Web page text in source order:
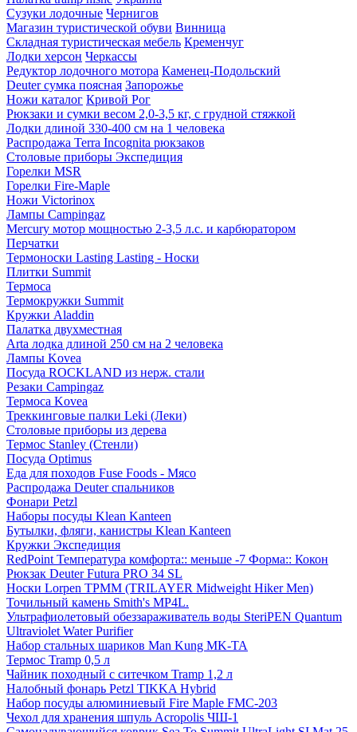
Сузуки лодочные Чернигов
Магазин туристической обуви Винница
Складная туристическая мебель Кременчуг
Лодки херсон Черкассы
Редуктор лодочного мотора Каменец-Подольский
Deuter сумка поясная Запорожье
Ножи каталог Кривой Рог
Рюкзаки и сумки весом 2,0-3,5 кг, с грудной стяжкой
Лодки длиной 330-400 см на 1 человека
Распродажа Terra Incognita рюкзаков
Столовые приборы Экспедиция
Горелки MSR
Горелки Fire-Maple
Ножи Victorinox
Лампы Campingaz
Mercury мотор мощностью 2-3,5 л.с. и карбюратором
Перчатки
Термоноски Lasting Lasting - Носки
Плитки Summit
Термоса
Термокружки Summit
Кружки Aladdin
Палатка двухместная
Arta лодка длиной 250 см на 2 человека
Лампы Kovea
Посуда ROCKLAND из нерж. стали
Резаки Campingaz
Термоса Kovea
Треккинговые палки Leki (Леки)
Столовые приборы из дерева
Термос Stanley (Стенли)
Посуда Optimus
Еда для походов Fuse Foods - Мясо
Распродажа Deuter спальников
Фонари Petzl
Наборы посуды Klean Kanteen
Бутылки, фляги, канистры Klean Kanteen
Кружки Экспедиция
RedPoint Температура комфорта:: меньше -7 Форма:: Кокон
Рюкзак Deuter Futura PRO 34 SL
Носки Lorpen TPMM (TRILAYER Midweight Hiker Men)
Точильный камень Smith's MP4L.
Ультрафиолетовый обеззараживатель воды SteriPEN Quantum
Ultraviolet Water Purifier
Набор стальных шариков Man Kung MK-TA
Термос Tramp 0,5 л
Чайник походный с ситечком Tramp 1,2 л
Налобный фонарь Petzl TIKKA Hybrid
Набор посуды алюминиевый Fire Maple FMC-203
Чехол для хранения шпуль Acropolis ЧШ-1